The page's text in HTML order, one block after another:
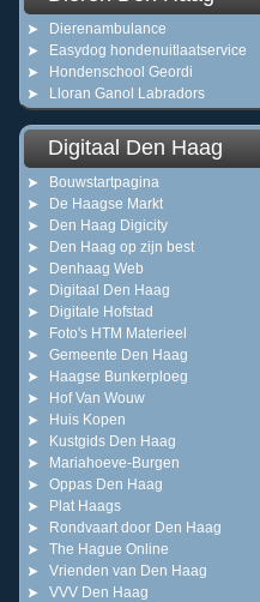
Dierenambulance
Easydog hondenuitlaatservice
Hondenschool Geordi
Lloran Ganol Labradors
Digitaal Den Haag
Bouwstartpagina
De Haagse Markt
Den Haag Digicity
Den Haag op zijn best
Denhaag Web
Digitaal Den Haag
Digitale Hofstad
Foto's HTM Materieel
Gemeente Den Haag
Haagse Bunkerploeg
Hof Van Wouw
Huis Kopen
Kustgids Den Haag
Mariahoeve-Burgen
Oppas Den Haag
Plat Haags
Rondvaart door Den Haag
The Hague Online
Vrienden van Den Haag
VVV Den Haag